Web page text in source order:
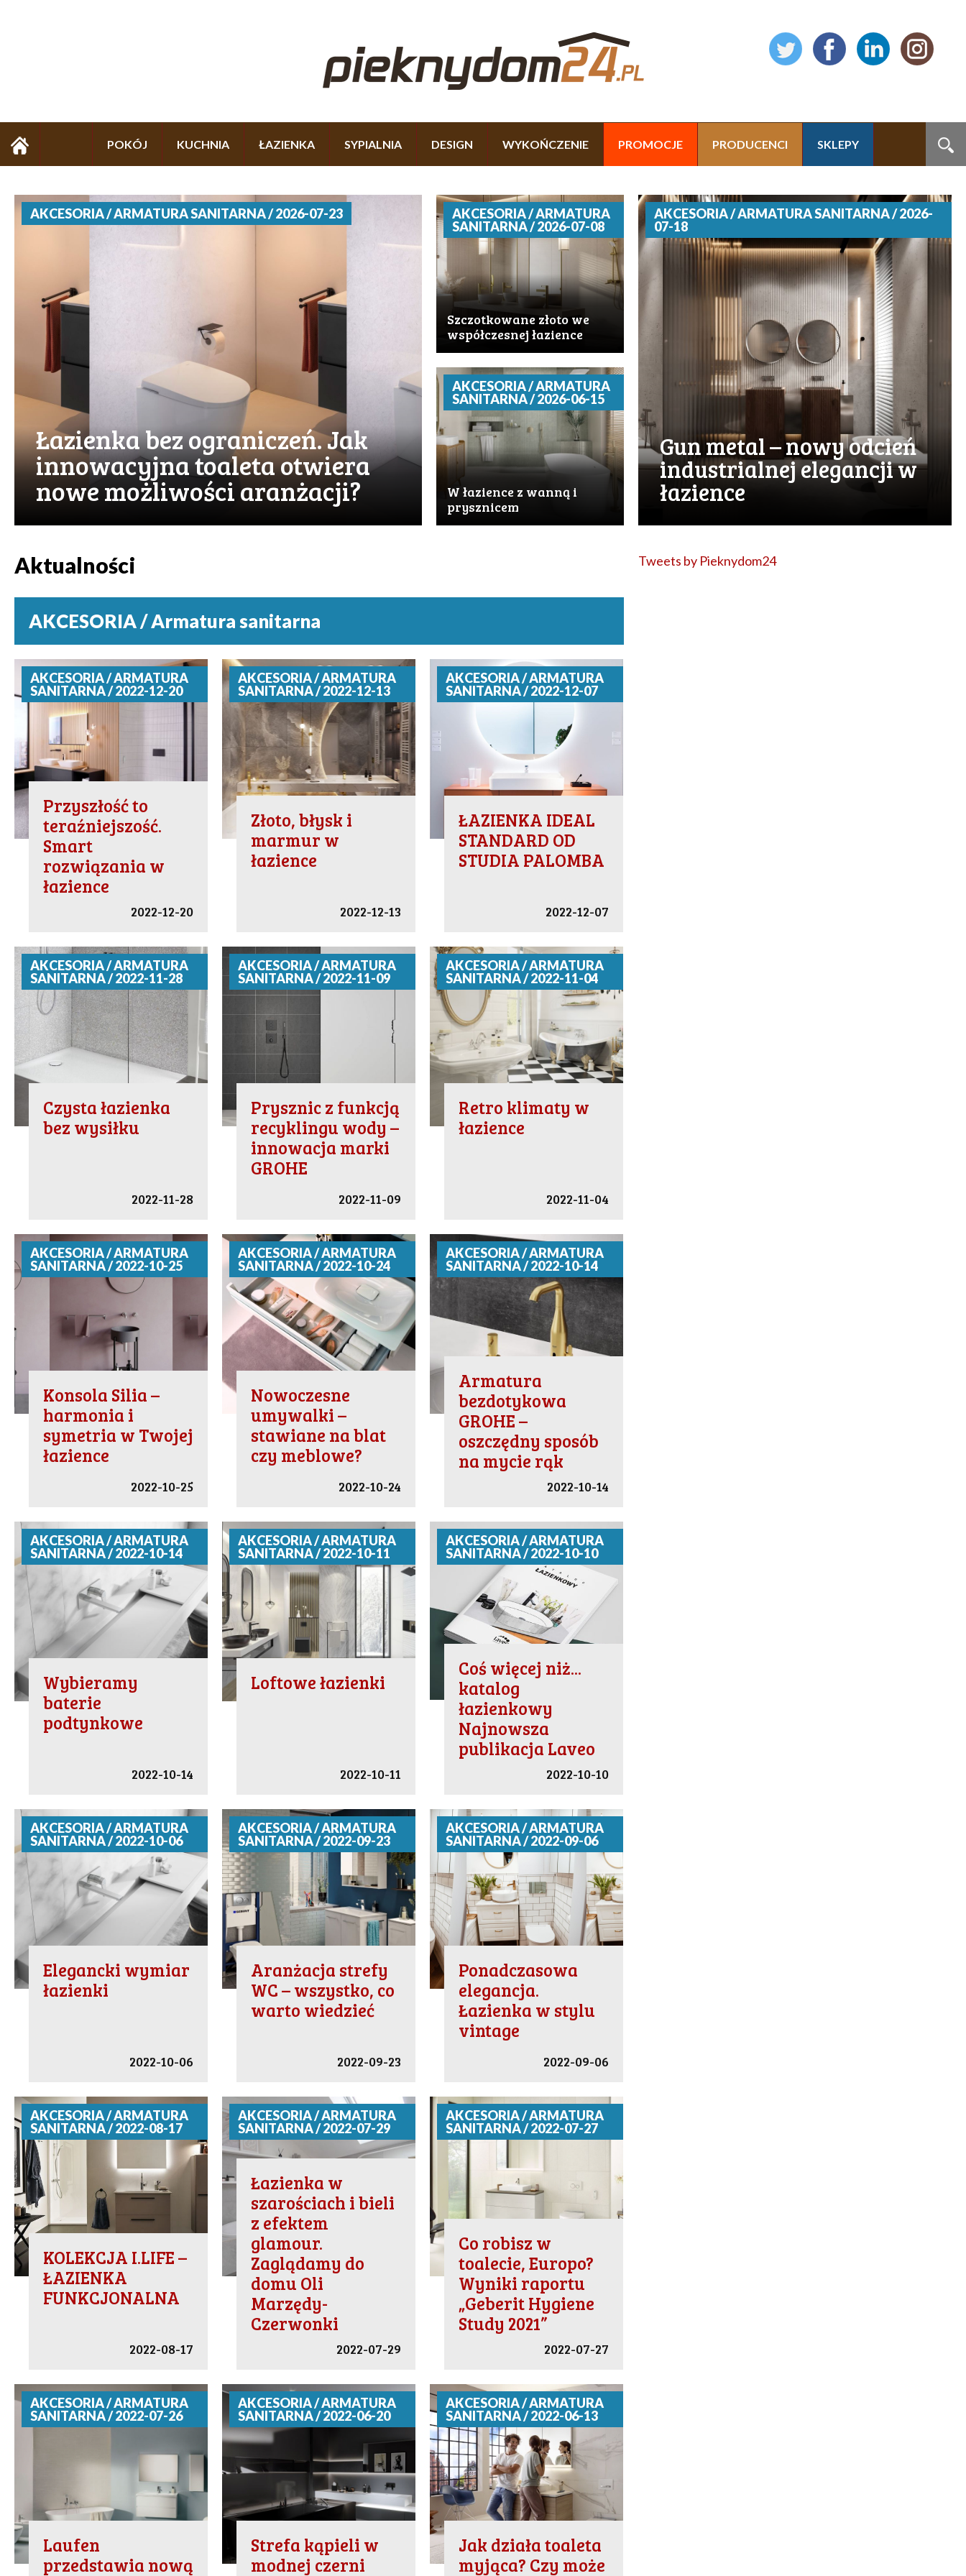
POKÓJ KUCHNIA ŁAZIENKA SYPIALNIA DESIGN WYKOŃCZENIE PROMOCJE PRODUCENCI SKLEPY
AKCESORIA / ARMATURA SANITARNA / 2026-07-23
Łazienka bez ograniczeń. Jak
innowacyjna toaleta otwiera
nowe możliwości aranżacji?
AKCESORIA / ARMATURA SANITARNA / 2026-
07-18
Gun metal – nowy odcień
industrialnej elegancji w
łazience
AKCESORIA / ARMATURA
SANITARNA / 2026-07-08
Szczotkowane złoto we
współczesnej łazience
AKCESORIA / ARMATURA
SANITARNA / 2026-06-15
W łazience z wanną i
prysznicem
Aktualności
AKCESORIA / Armatura sanitarna
AKCESORIA / ARMATURA
SANITARNA / 2022-12-20
Przyszłość to
teraźniejszość.
Smart
rozwiązania w
łazience
2022-12-20
AKCESORIA / ARMATURA
SANITARNA / 2022-12-13
Złoto, błysk i
marmur w
łazience
2022-12-13
AKCESORIA / ARMATURA
SANITARNA / 2022-12-07
ŁAZIENKA IDEAL
STANDARD OD
STUDIA PALOMBA
2022-12-07
AKCESORIA / ARMATURA
SANITARNA / 2022-11-28
Czysta łazienka
bez wysiłku
2022-11-28
AKCESORIA / ARMATURA
SANITARNA / 2022-11-09
Prysznic z funkcją
recyklingu wody –
innowacja marki
GROHE
2022-11-09
AKCESORIA / ARMATURA
SANITARNA / 2022-11-04
Retro klimaty w
łazience
2022-11-04
AKCESORIA / ARMATURA
SANITARNA / 2022-10-25
Konsola Silia –
harmonia i
symetria w Twojej
łazience
2022-10-25
AKCESORIA / ARMATURA
SANITARNA / 2022-10-24
Nowoczesne
umywalki –
stawiane na blat
czy meblowe?
2022-10-24
AKCESORIA / ARMATURA
SANITARNA / 2022-10-14
Armatura
bezdotykowa
GROHE –
oszczędny sposób
na mycie rąk
2022-10-14
AKCESORIA / ARMATURA
SANITARNA / 2022-10-14
Wybieramy
baterie
podtynkowe
2022-10-14
AKCESORIA / ARMATURA
SANITARNA / 2022-10-11
Loftowe łazienki
2022-10-11
AKCESORIA / ARMATURA
SANITARNA / 2022-10-10
Coś więcej niż...
katalog
łazienkowy
Najnowsza
publikacja Laveo
2022-10-10
AKCESORIA / ARMATURA
SANITARNA / 2022-10-06
Elegancki wymiar
łazienki
2022-10-06
AKCESORIA / ARMATURA
SANITARNA / 2022-09-23
Aranżacja strefy
WC – wszystko, co
warto wiedzieć
2022-09-23
AKCESORIA / ARMATURA
SANITARNA / 2022-09-06
Ponadczasowa
elegancja.
Łazienka w stylu
vintage
2022-09-06
AKCESORIA / ARMATURA
SANITARNA / 2022-08-17
KOLEKCJA I.LIFE –
ŁAZIENKA
FUNKCJONALNA
2022-08-17
AKCESORIA / ARMATURA
SANITARNA / 2022-07-29
Łazienka w
szarościach i bieli
z efektem
glamour.
Zaglądamy do
domu Oli
Marzędy-
Czerwonki
2022-07-29
AKCESORIA / ARMATURA
SANITARNA / 2022-07-27
Co robisz w
toalecie, Europo?
Wyniki raportu
„Geberit Hygiene
Study 2021”
2022-07-27
AKCESORIA / ARMATURA
SANITARNA / 2022-07-26
Laufen
przedstawia nową
AKCESORIA / ARMATURA
SANITARNA / 2022-06-20
Strefa kąpieli w
modnej czerni
AKCESORIA / ARMATURA
SANITARNA / 2022-06-13
Jak działa toaleta
myjąca? Czy może
Tweets by Pieknydom24